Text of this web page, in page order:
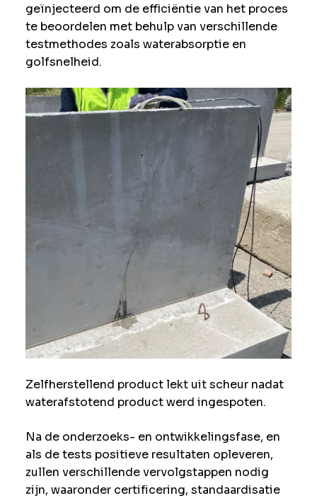
geïnjecteerd om de efficiëntie van het proces
te beoordelen met behulp van verschillende
testmethodes zoals waterabsorptie en
golfsnelheid.
Zelfherstellend product lekt uit scheur nadat
waterafstotend product werd ingespoten.
Na de onderzoeks- en ontwikkelingsfase, en
als de tests positieve resultaten opleveren,
zullen verschillende vervolgstappen nodig
zijn, waaronder certificering, standaardisatie